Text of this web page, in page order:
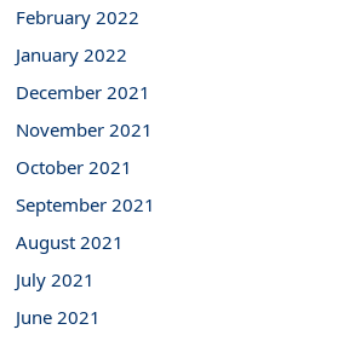
February 2022
January 2022
December 2021
November 2021
October 2021
September 2021
August 2021
July 2021
June 2021